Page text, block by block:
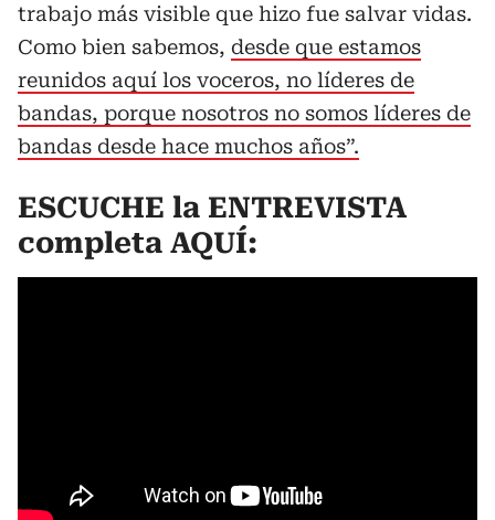
trabajo más visible que hizo fue salvar vidas.
Como bien sabemos, desde que estamos
reunidos aquí los voceros, no líderes de
bandas, porque nosotros no somos líderes de
bandas desde hace muchos años”.
ESCUCHE la ENTREVISTA
completa AQUÍ: